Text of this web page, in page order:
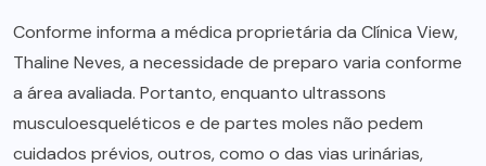
Conforme informa a médica proprietária da Clínica View,
Thaline Neves, a necessidade de preparo varia conforme
a área avaliada. Portanto, enquanto ultrassons
musculoesqueléticos e de partes moles não pedem
cuidados prévios, outros, como o das vias urinárias,